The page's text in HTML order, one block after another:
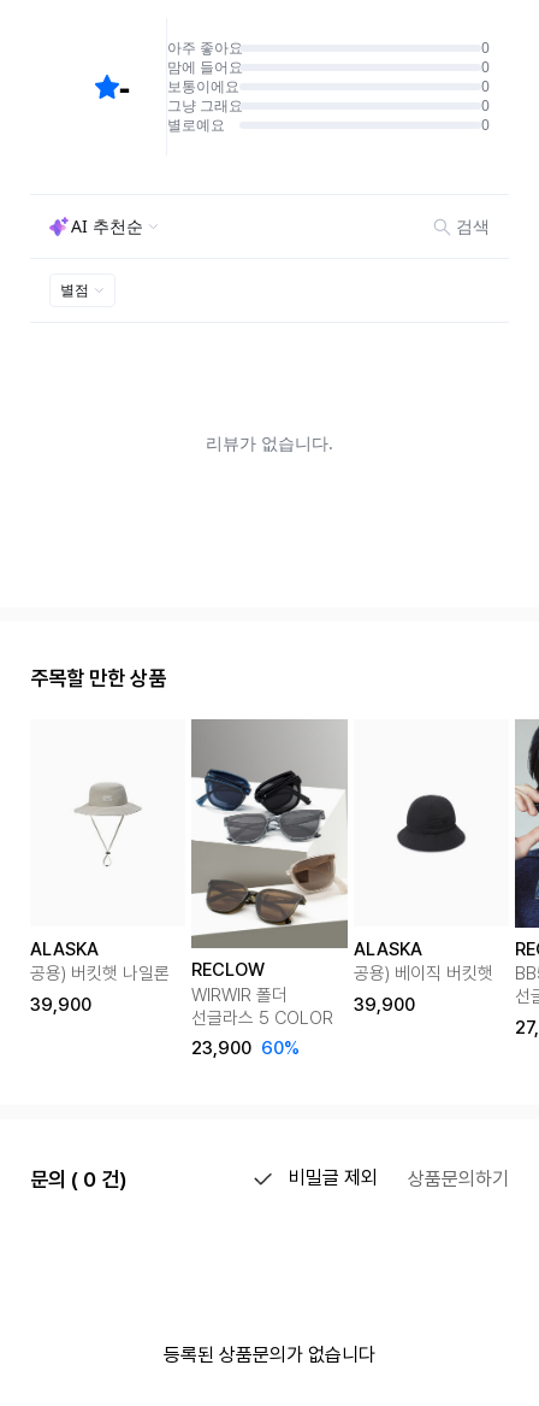
주목할 만한 상품
ALASKA
공용) 버킷햇 나일론
39,900
RECLOW
WIRWIR 폴더
선글라스 5 COLOR
23,900 60%
ALASKA
공용) 베이직 버킷햇
39,900
선
문의 ( 0 건) 비밀글 제외 상품문의하기
등록된 상품문의가 없습니다